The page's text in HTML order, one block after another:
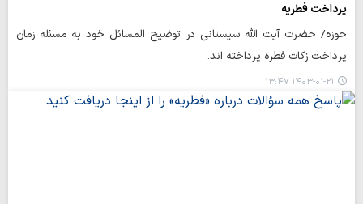
پرداخت فطریه
حوزه/ حضرت آیت الله سیستانی در توضیح المسائل خود به مسئله زمان
پرداخت زکات فطره پرداخته اند.
۱۴۰۳-۰۱-۲۱ ۱۳:۴۷